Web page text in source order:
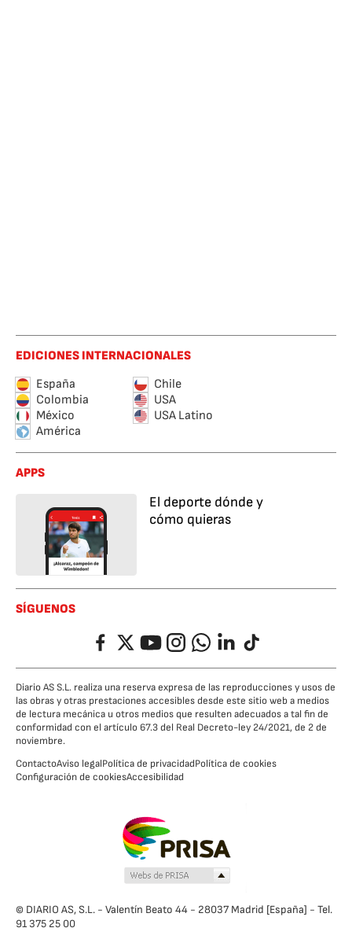
EDICIONES INTERNACIONALES
España
Chile
Colombia
USA
México
USA Latino
América
APPS
El deporte dónde y
cómo quieras
SÍGUENOS
FacebookTwitterYouTubeInstagramWhatsappLinkedIn
TikTok
Diario AS S.L. realiza una reserva expresa de las reproducciones y usos de
las obras y otras prestaciones accesibles desde este sitio web a medios
de lectura mecánica u otros medios que resulten adecuados a tal fin de
conformidad con el artículo 67.3 del Real Decreto-ley 24/2021, de 2 de
noviembre.
ContactoAviso legalPolítica de privacidadPolítica de cookies
Configuración de cookiesAccesibilidad
© DIARIO AS, S.L. - Valentín Beato 44 - 28037 Madrid [España] - Tel.
91 375 25 00